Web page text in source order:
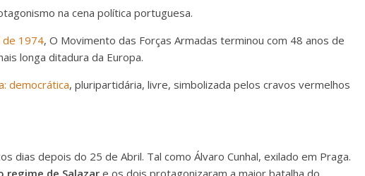
na cena política portuguesa.
de 1974, O Movimento das Forças Armadas terminou com 48 anos de
longa ditadura da Europa.
democrática, pluripartidária, livre, simbolizada pelos cravos vermelhos
dias depois do 25 de Abril. Tal como Álvaro Cunhal, exilado em Praga.
regime de Salazar e os dois protagonizaram a maior batalha do